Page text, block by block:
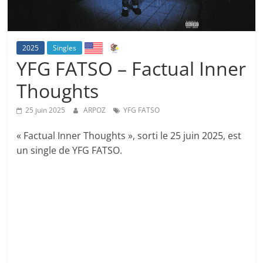
2025 Singles
YFG FATSO – Factual Inner
Thoughts
25 juin 2025 ARPOZ YFG FATSO
« Factual Inner Thoughts », sorti le 25 juin 2025, est
un single de YFG FATSO.